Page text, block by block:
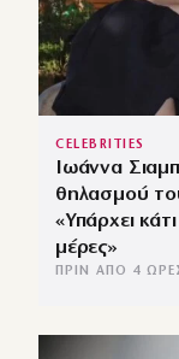
CELEBRITIES
Ιωάννα
θηλασμού
«Υπάρχει
μέρες»
ΠΡΙΝ ΑΠΌ 4